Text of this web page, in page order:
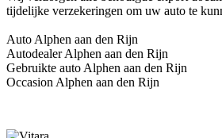
tijdelijke verzekeringen om uw auto te
Auto Alphen aan den Rijn
Autodealer Alphen aan den Rijn
Gebruikte auto Alphen aan den Rijn
Occasion Alphen aan den Rijn